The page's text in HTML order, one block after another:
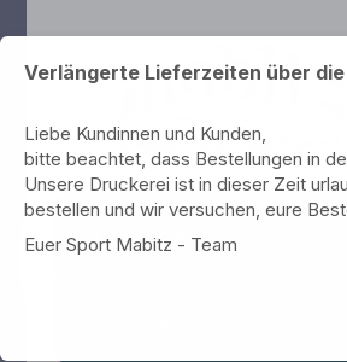
TV Veringendorf
Verlängerte Lieferzeiten über
Liebe Kundinnen und Kunden,
bitte beachtet, dass Bestellungen in
Unsere Druckerei ist in dieser Zeit
bestellen und wir versuchen, eure
Euer Sport Mabitz - Team